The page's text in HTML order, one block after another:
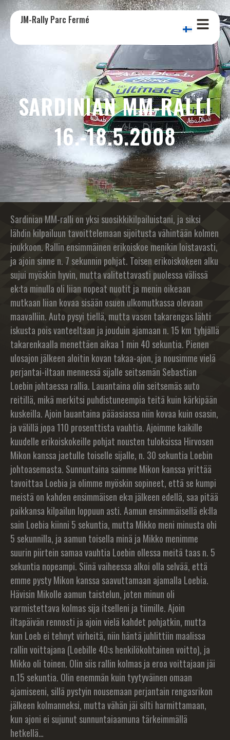
JM-Rally Parc Fermé
SARDINIAN MM-RALLI
16.-18.5.2008
Sardinian MM-ralli on yksi suosikkikilpailuistani, ja siksi
lähdin kilpailuun tavoittelemaan sijoitusta vähintään kolmen
joukkoon. Rallin ensimmäinen erikoiskoe menikin loistavasti,
ja ajoin sinne n. 7 sekunnin pohjat. Toisen erikoiskokeen alku
sujui myöskin hyvin, mutta valitettavasti puolessa välissä
ek:ta minulla oli liian nopeat nuotit ja menin oikeaan
mutkaan liian kovaa sisään osuen ulkomutkassa olevaan
maavalliin. Auto pysyi tiellä, mutta vasen takarengas lähti
iskusta pois vanteeltaan ja jouduin ajamaan n. 15 km tyhjällä
takarenkaalla menettäen aikaa 1 min 40 sekuntia. Pienen
ulosajon jälkeen aloitin kovan takaa-ajon, ja nousimme vielä
perjantai-iltaan mennessä sijalle seitsemän Sebastian
Loebin johtaessa rallia. Lauantaina olin seitsemäs auto
reitillä, mikä merkitsi puhdistuneempia teitä kuin kärkipään
kuskeilla. Ajoin lauantaina pääasiassa niin kovaa kuin osasin,
ja välillä jopa 110 prosenttista vauhtia. Ajoimme kaikille
kuudelle erikoiskokeille pohjat nousten tuloksissa Hirvosen
Mikon kanssa jaetulle toiselle sijalle, n. 30 sekuntia Loebin
johtoasemasta. Sunnuntaina saimme Mikon kanssa yrittää
tavoittaa Loebia ja olimme myöskin sopineet, että se kumpi
meistä on kahden ensimmäisen ek:n jälkeen edellä, saa pitää
paikkansa kilpailun loppuun asti. Aamun ensimmäisellä ek:lla
sain Loebia kiinni 5 sekuntia, mutta Mikko meni minusta ohi
5 sekunnilla, ja aamun toisella minä ja Mikko menimme
suurin piirtein samaa vauhtia Loebin ollessa meitä taas n. 5
sekuntia nopeampi. Siinä vaiheessa alkoi olla selvää, että
emme pysty Mikon kanssa saavuttamaan ajamalla Loebia.
Hävisin Mikolle aamun taistelun, joten minun oli
varmistettava kolmas sija itselleni ja tiimille. Ajoin
iltapäivän rennosti ja ajoin vielä kahdet pohjatkin, mutta
kun Loeb ei tehnyt virheitä, niin häntä juhlittiin maalissa
rallin voittajana (Loebille 40:s henkilökohtainen voitto), ja
Mikko oli toinen. Olin siis rallin kolmas ja eroa voittajaan jäi
n.15 sekuntia. Olin enemmän kuin tyytyväinen omaan
ajamiseeni, sillä pystyin nousemaan perjantain rengasrikon
jälkeen kolmanneksi, mutta vähän jäi silti harmittamaan,
kun ajoni ei sujunut sunnuntaiaamuna tärkeimmällä
hetkellä…